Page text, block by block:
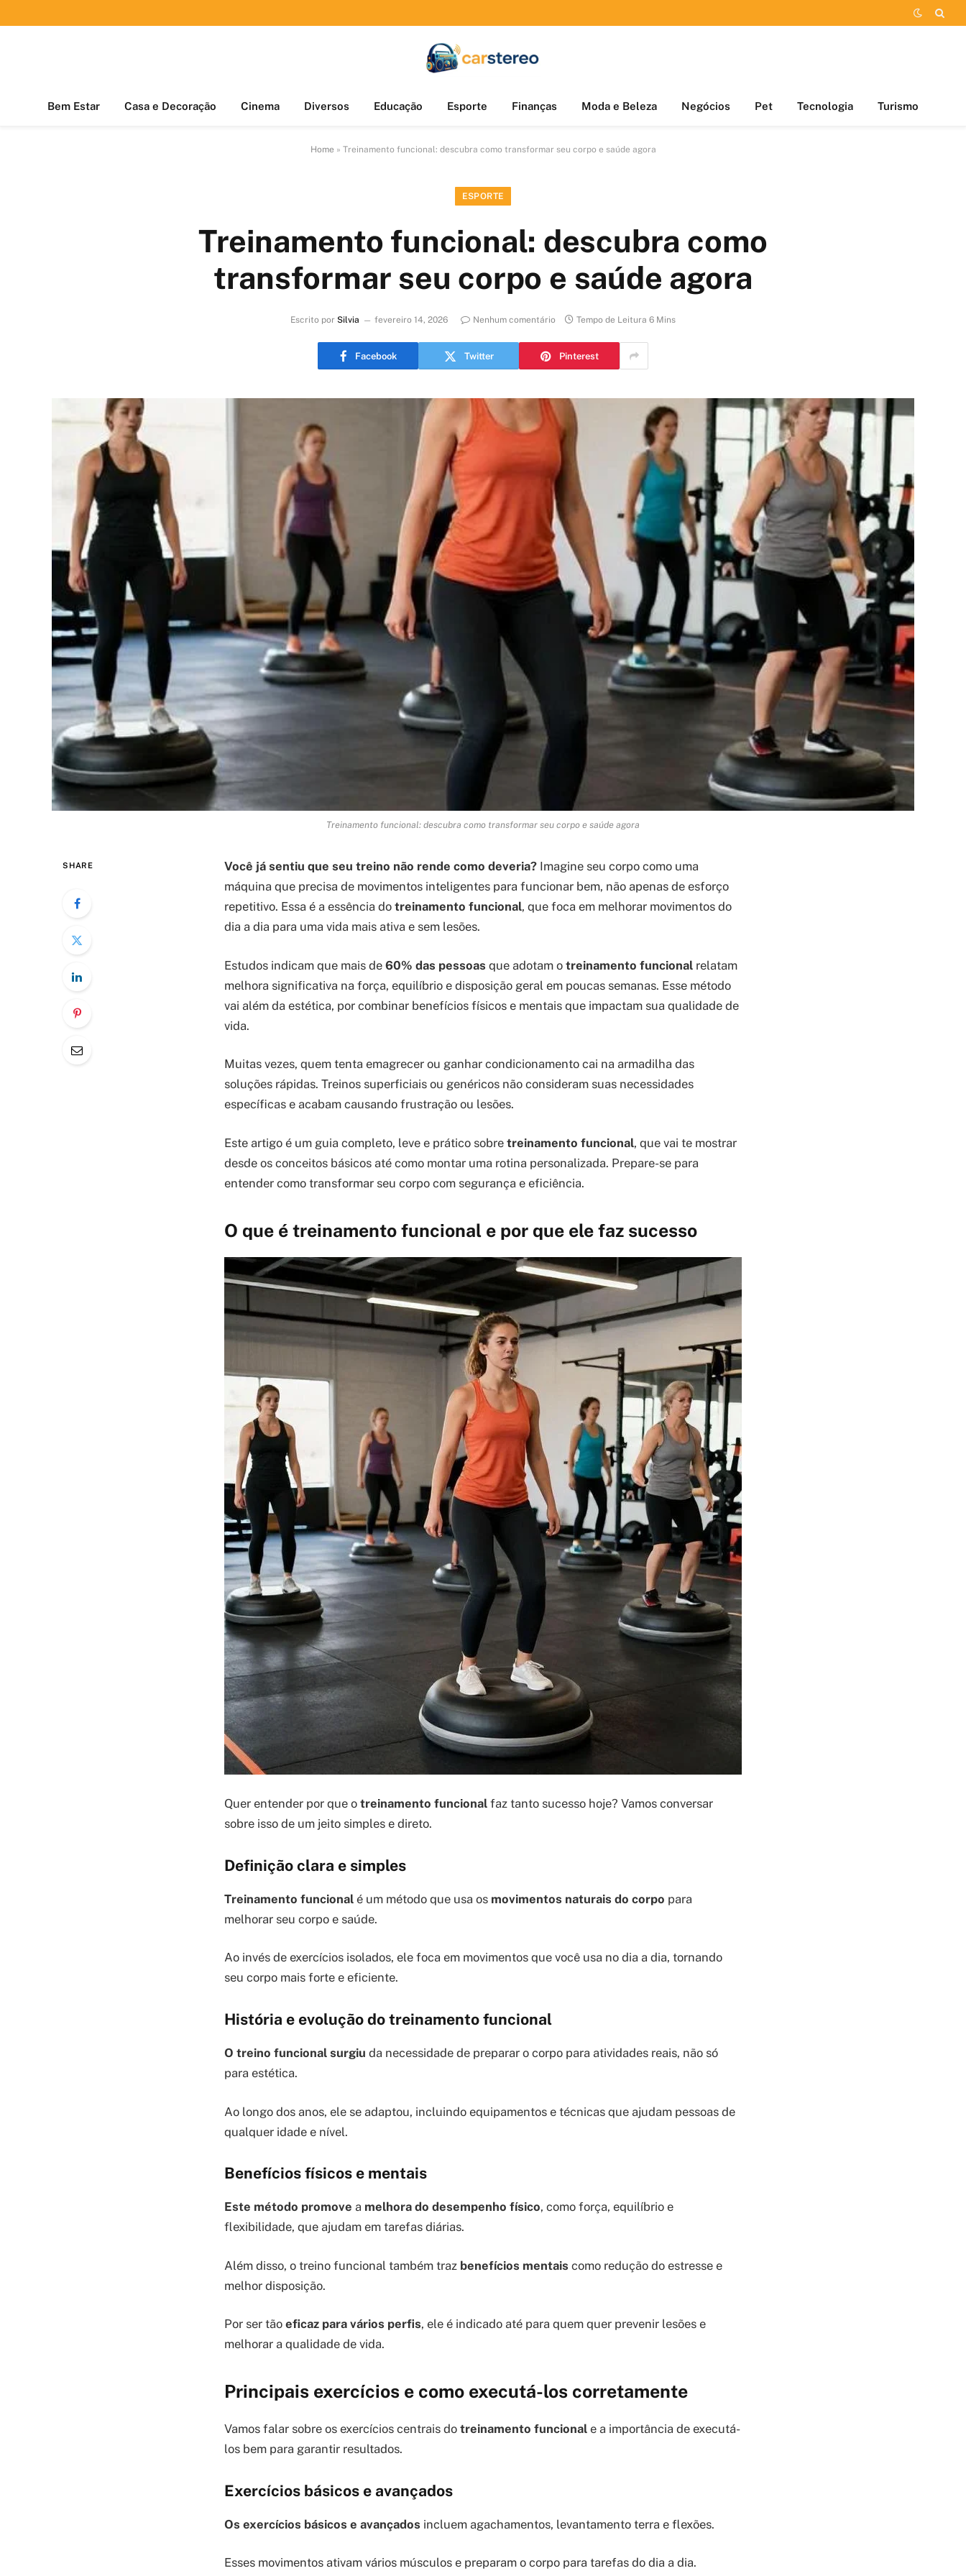
Bem Estar Casa e Decoração Cinema Diversos Educação Esporte Finanças Moda e Beleza Negócios Pet Tecnologia Turismo
Home » Treinamento funcional: descubra como transformar seu corpo e saúde agora
ESPORTE
Treinamento funcional: descubra como
transformar seu corpo e saúde agora
Escrito por Silvia fevereiro 14, 2026 Nenhum comentário Tempo de Leitura 6 Mins
Facebook Twitter Pinterest
Treinamento funcional: descubra como transformar seu corpo e saúde agora
SHARE Você já sentiu que seu treino não rende como deveria? Imagine seu corpo como uma
máquina que precisa de movimentos inteligentes para funcionar bem, não apenas de esforço
repetitivo. Essa é a essência do treinamento funcional, que foca em melhorar movimentos do
dia a dia para uma vida mais ativa e sem lesões.
Estudos indicam que mais de 60% das pessoas que adotam o treinamento funcional relatam
melhora significativa na força, equilíbrio e disposição geral em poucas semanas. Esse método
vai além da estética, por combinar benefícios físicos e mentais que impactam sua qualidade de
vida.
Muitas vezes, quem tenta emagrecer ou ganhar condicionamento cai na armadilha das
soluções rápidas. Treinos superficiais ou genéricos não consideram suas necessidades
específicas e acabam causando frustração ou lesões.
Este artigo é um guia completo, leve e prático sobre treinamento funcional, que vai te mostrar
desde os conceitos básicos até como montar uma rotina personalizada. Prepare-se para
entender como transformar seu corpo com segurança e eficiência.
O que é treinamento funcional e por que ele faz sucesso
Quer entender por que o treinamento funcional faz tanto sucesso hoje? Vamos conversar
sobre isso de um jeito simples e direto.
Definição clara e simples
Treinamento funcional é um método que usa os movimentos naturais do corpo para
melhorar seu corpo e saúde.
Ao invés de exercícios isolados, ele foca em movimentos que você usa no dia a dia, tornando
seu corpo mais forte e eficiente.
História e evolução do treinamento funcional
O treino funcional surgiu da necessidade de preparar o corpo para atividades reais, não só
para estética.
Ao longo dos anos, ele se adaptou, incluindo equipamentos e técnicas que ajudam pessoas de
qualquer idade e nível.
Benefícios físicos e mentais
Este método promove a melhora do desempenho físico, como força, equilíbrio e
flexibilidade, que ajudam em tarefas diárias.
Além disso, o treino funcional também traz benefícios mentais como redução do estresse e
melhor disposição.
Por ser tão eficaz para vários perfis, ele é indicado até para quem quer prevenir lesões e
melhorar a qualidade de vida.
Principais exercícios e como executá-los corretamente
Vamos falar sobre os exercícios centrais do treinamento funcional e a importância de executá-
los bem para garantir resultados.
Exercícios básicos e avançados
Os exercícios básicos e avançados incluem agachamentos, levantamento terra e flexões.
Esses movimentos ativam vários músculos e preparam o corpo para tarefas do dia a dia.